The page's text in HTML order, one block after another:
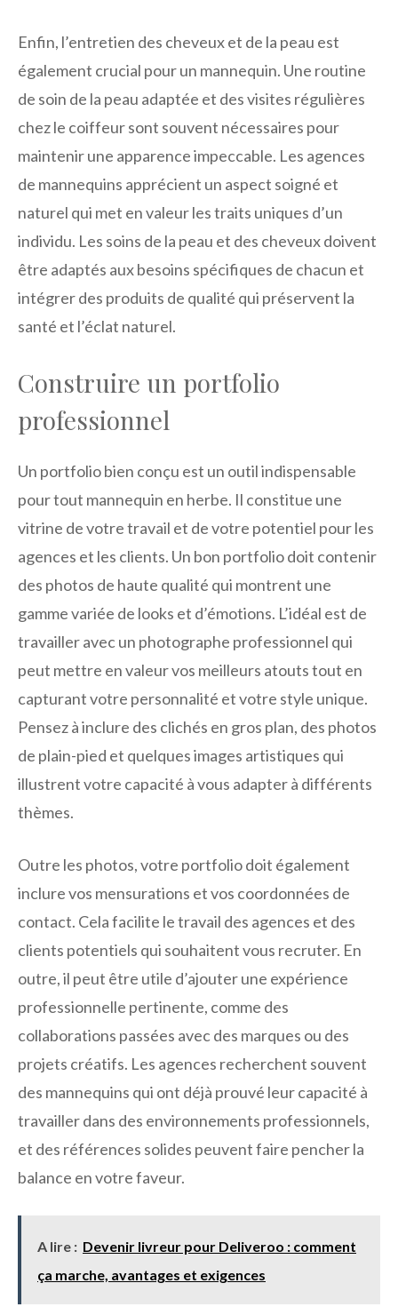
Enfin, l’entretien des cheveux et de la peau est
également crucial pour un mannequin. Une routine
de soin de la peau adaptée et des visites régulières
chez le coiffeur sont souvent nécessaires pour
maintenir une apparence impeccable. Les agences
de mannequins apprécient un aspect soigné et
naturel qui met en valeur les traits uniques d’un
individu. Les soins de la peau et des cheveux doivent
être adaptés aux besoins spécifiques de chacun et
intégrer des produits de qualité qui préservent la
santé et l’éclat naturel.
Construire un portfolio
professionnel
Un portfolio bien conçu est un outil indispensable
pour tout mannequin en herbe. Il constitue une
vitrine de votre travail et de votre potentiel pour les
agences et les clients. Un bon portfolio doit contenir
des photos de haute qualité qui montrent une
gamme variée de looks et d’émotions. L’idéal est de
travailler avec un photographe professionnel qui
peut mettre en valeur vos meilleurs atouts tout en
capturant votre personnalité et votre style unique.
Pensez à inclure des clichés en gros plan, des photos
de plain-pied et quelques images artistiques qui
illustrent votre capacité à vous adapter à différents
thèmes.
Outre les photos, votre portfolio doit également
inclure vos mensurations et vos coordonnées de
contact. Cela facilite le travail des agences et des
clients potentiels qui souhaitent vous recruter. En
outre, il peut être utile d’ajouter une expérience
professionnelle pertinente, comme des
collaborations passées avec des marques ou des
projets créatifs. Les agences recherchent souvent
des mannequins qui ont déjà prouvé leur capacité à
travailler dans des environnements professionnels,
et des références solides peuvent faire pencher la
balance en votre faveur.
A lire : Devenir livreur pour Deliveroo : comment
ça marche, avantages et exigences